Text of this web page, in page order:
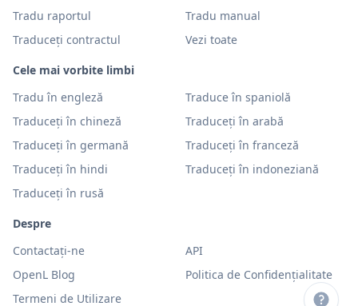
Tradu raportul
Tradu manual
Traduceți contractul
Vezi toate
Cele mai vorbite limbi
Tradu în engleză
Traduce în spaniolă
Traduceți în chineză
Traduceți în arabă
Traduceți în germană
Traduceți în franceză
Traduceți în hindi
Traduceți în indoneziană
Traduceți în rusă
Despre
Contactați-ne
API
OpenL Blog
Politica de Confidențialitate
Termeni de Utilizare